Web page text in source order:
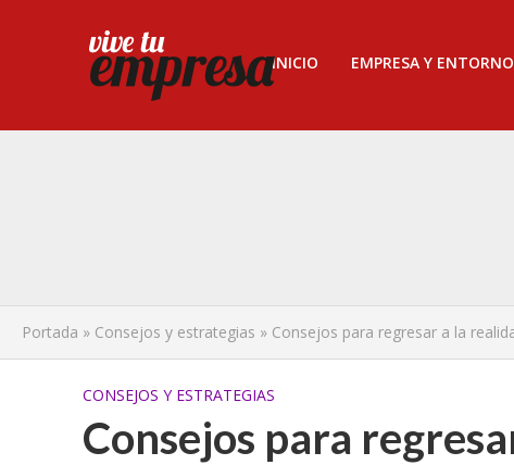
INICIO EMPRESA Y ENTORNO
Portada » Consejos y estrategias » Consejos para regresar a la
CONSEJOS Y ESTRATEGIAS
Consejos para